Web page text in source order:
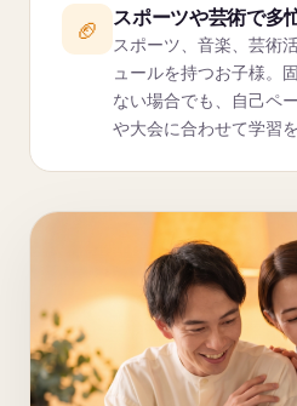
🏈 スポーツや芸術で多
スポーツ、音楽、芸術
ュールを持つお子様。
ない場合でも、自己ペ
や大会に合わせて学習